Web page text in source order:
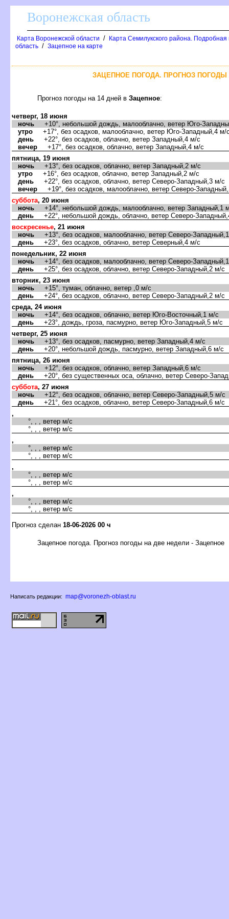
оронежская область
Карта Воронежской области /
Карта Семилукского района.
область / Зацепное на карте
ЗАЦЕПНОЕ ПОГОДА. ПРОГНОЗ
Прогноз погоды на 14 дней Зацепное:
четверг, 18 июня
ночь +10°, небольшой дождь, малооблачно, ветер Юго-
утро +17°, без осадков, малооблачно, ветер Юго-Западный,4 м/
день +22°, без осадков, облачно, ветер Западный,4 м/с
ечер +17°, без осадков, облачно, ветер Западный,4 м/с
пятница, 19 июня
ночь +13°, без осадков, облачно, ветер Западный,2 м/с
утро +16°, без осадков, облачно, ветер Западный,2 м/с
день +22°, без осадков, облачно, ветер Северо-Западный,3 м/с
ечер +19°, без осадков, малооблачно, ветер Северо-
суббота, 20 июня
ночь +14°, небольшой дождь, малооблачно, ветер Западный,1
день +22°, небольшой дождь, облачно, ветер Северо-
оскресенье, 21 июня
ночь +13°, без осадков, малооблачно, ветер Северо-
день +23°, без осадков, облачно, ветер Северный,4 м/с
понедельник, 22 июня
ночь +14°, без осадков, малооблачно, ветер Северо-
день +25°, без осадков, облачно, ветер Северо-Западный,2 м/с
торник, 23 июня
ночь +15°, туман, облачно, ветер ,0 м/с
день +24°, без осадков, облачно, ветер Северо-Западный,2 м/с
среда, 24 июня
ночь +14°, без осадков, облачно, ветер Юго-Восточный,1 м/с
день +23°, дождь, гроза, пасмурно, ветер Юго-Западный,5 м/с
четверг, 25 июня
ночь +13°, без осадков, пасмурно, ветер Западный,4 м/с
день +20°, небольшой дождь, пасмурно, ветер Западный,6 м/с
пятница, 26 июня
ночь +12°, без осадков, облачно, ветер Западный,6 м/с
день +20°, без существенных оса, облачно, ветер Северо-
суббота, 27 июня
ночь +12°, без осадков, облачно, ветер Северо-Западный,5 м/с
день +21°, без осадков, облачно, ветер Северо-Западный,6 м/с
,
°, , , ветер м/с
°, , , ветер м/с
,
°, , , ветер м/с
°, , , ветер м/с
,
°, , , ветер м/с
°, , , ветер м/с
,
°, , , ветер м/с
°, , , ветер м/с
Прогноз сделан 18-06-2026 00 ч
Зацепное погода. Прогноз погоды на две недели - Зацепное
Написать редакции: map@voronezh-oblast.ru